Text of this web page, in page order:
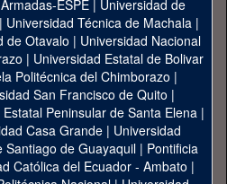
ESPE | Universidad de
Universidad Técnica de Machala|
de Otavalo | Universidad Nacional
| Universidad Estatal de Bolivar
Politécnica del Chimborazo |
San Francisco de Quito |
Peninsular de Santa Elena|
Casa Grande | Universidad
Santiago de Guayaquil| Pontificia
Católica del Ecuador - Ambato |